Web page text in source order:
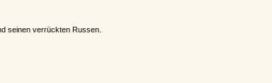
seinen verrückten Russen.